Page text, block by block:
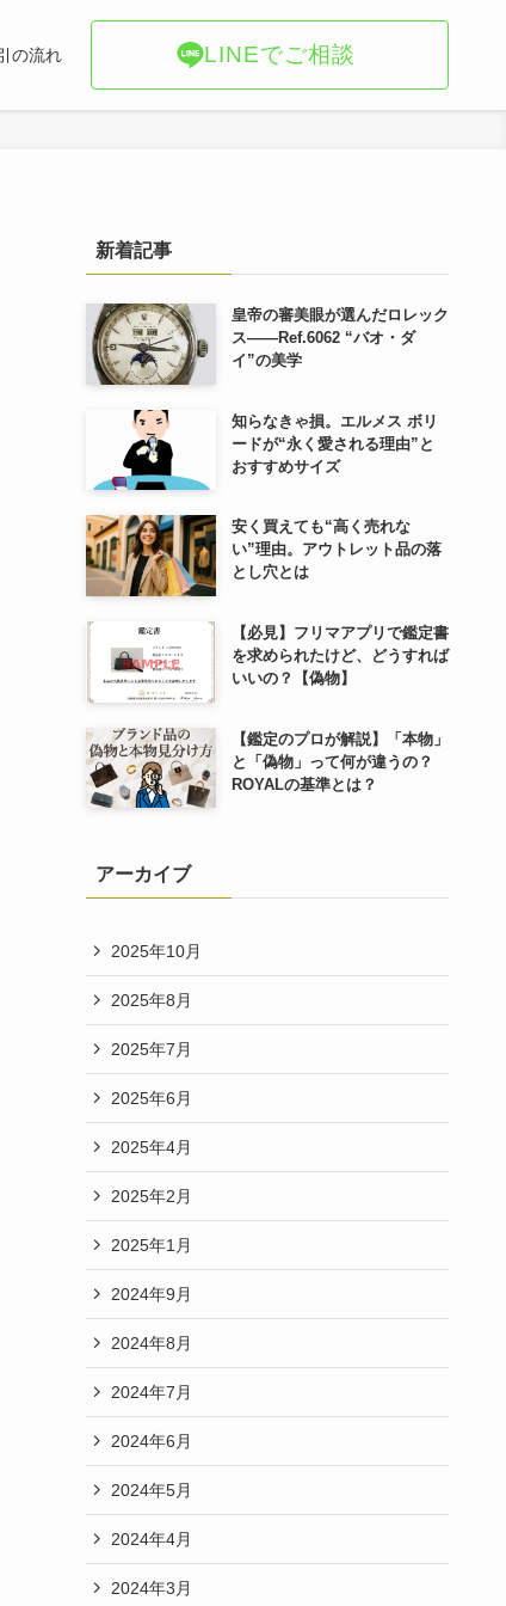
の流れ LINEでご相談
新着記事
皇帝の審美眼が選んだロレック
ス――Ref.6062 “バオ・ダ
イ”の美学
知らなきゃ損。エルメス ボリ
ードが“永く愛される理由”と
おすすめサイズ
安く買えても“高く売れな
い”理由。アウトレット品の落
とし穴とは
【必見】フリマアプリで鑑定書
を求められたけど、どうすれば
いいの？【偽物】
【鑑定のプロが解説】「本物」
と「偽物」って何が違うの？
ROYALの基準とは？
アーカイブ
2025年10月
2025年8月
2025年7月
2025年6月
2025年4月
2025年2月
2025年1月
2024年9月
2024年8月
2024年7月
2024年6月
2024年5月
2024年4月
2024年3月